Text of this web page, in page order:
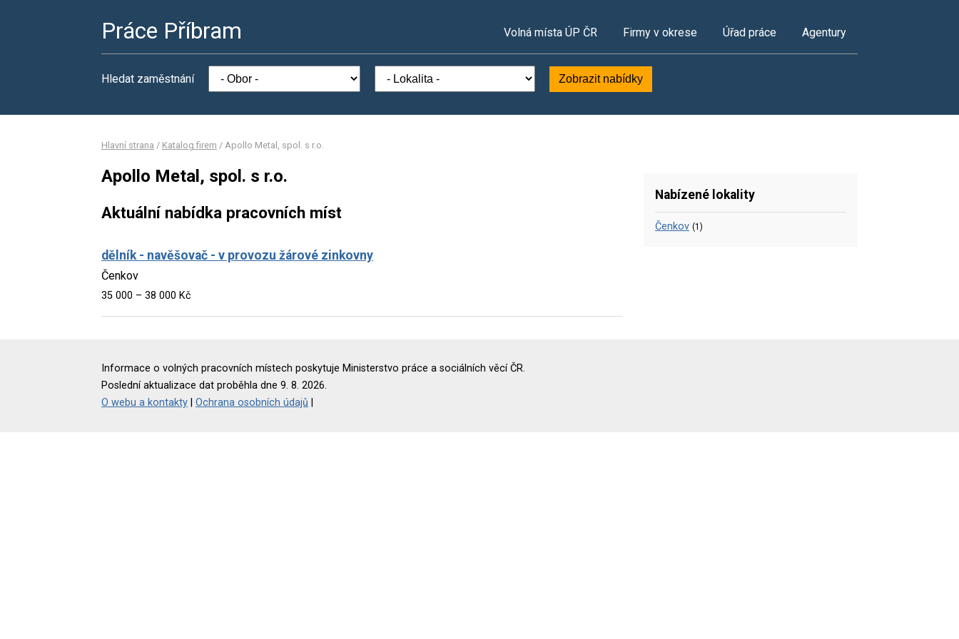
Práce Příbram Volná místa ÚP ČR Firmy v okrese Úřad práce Agentury
Hledat zaměstnání Zobrazit nabídky
Hlavní strana / Katalog firem / Apollo Metal, spol. s r.o.
Apollo Metal, spol. s r.o.
Aktuální nabídka pracovních míst
dělník - navěšovač - v provozu žárové zinkovny
Čenkov
35 000 – 38 000 Kč
Nabízené lokality
Čenkov (1)
Informace o volných pracovních místech poskytuje Ministerstvo práce a sociálních věcí ČR.
Poslední aktualizace dat proběhla dne 9. 8. 2026.
O webu a kontakty
Ochrana osobních údajů